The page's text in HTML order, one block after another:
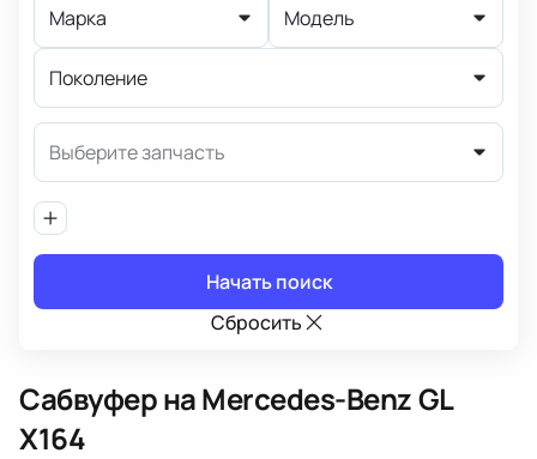
Марка Модель
Поколение
Выберите запчасть
Начать поиск
Сбросить
Сабвуферна Mercedes-Benz GL
X164